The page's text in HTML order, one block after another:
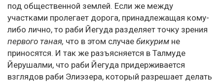
под общественной землей. Если же между
участками пролегает дорога, принадлежащая кому-
либо лично, то раби Йегуда разделяет точку зрения
первого таная, что в этом случае бикурим не
приносятся. И так же разъясняется в Талмуде
Йерушалми, что раби Йегуда придерживается
взглядов раби Элиэзера, который разрешает делать